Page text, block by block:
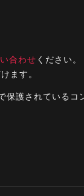
合わせ ください。
ます。
護されている